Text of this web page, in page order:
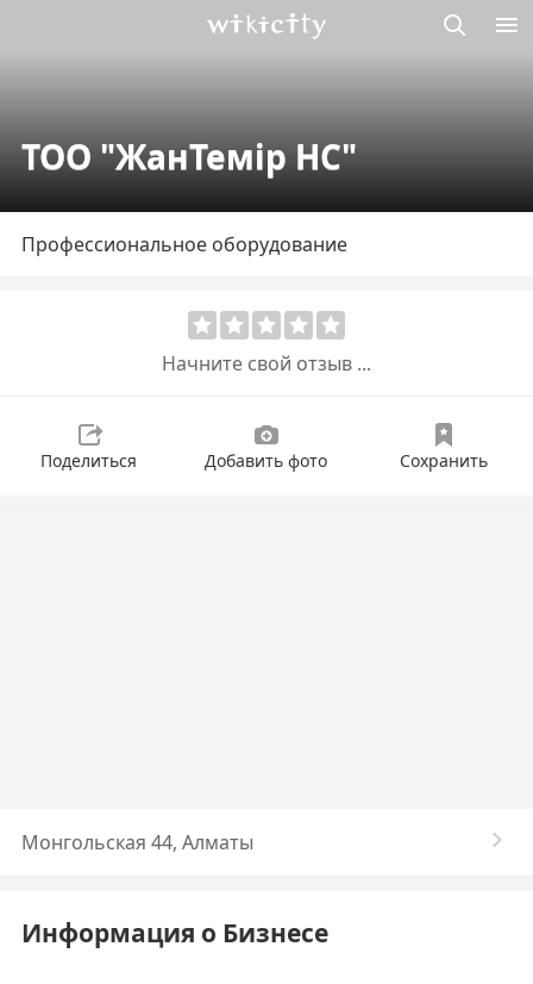
ТОО "ЖанТемiр НС"
Профессиональное оборудование
Начните свой отзыв ...
Поделиться Добавить фото Сохранить
Монгольская 44, Алматы
Информация о Бизнесе